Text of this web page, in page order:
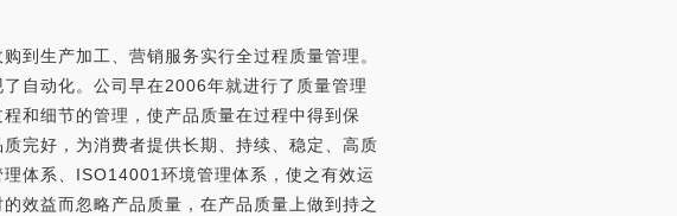
到生产加工、营销服务实行全过程质量管理。
自动化。公司早在2006年就进行了质量管理
和细节的管理，使产品质量在过程中得到保
完好，为消费者提供长期、持续、稳定、高质
体系、ISO14001环境管理体系，使之有效运
效益而忽略产品质量，在产品质量上做到持之